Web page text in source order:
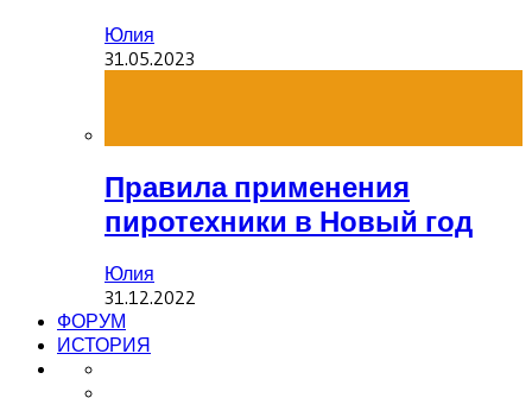
Юлия
31.05.2023
Правила применения
пиротехники в Новый год
Юлия
31.12.2022
ФОРУМ
ИСТОРИЯ